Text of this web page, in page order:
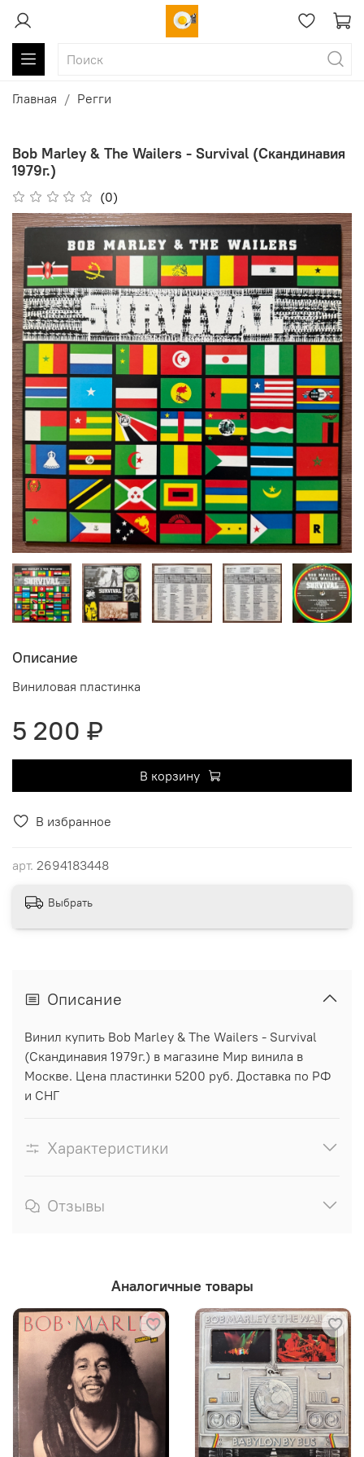
Главная Регги
Bob Marley & The Wailers - Survival (Скандинавия
1979г.)
(0)
В избранное
арт. 2694183448
Описание
Виниловая пластинка
5 200 ₽
В корзину
Выбрать
Описание
Винил купить Bob Marley & The Wailers - Survival
(Скандинавия 1979г.) в магазине Мир винила в
Москве. Цена пластинки 5200 руб. Доставка по РФ
и СНГ
Характеристики
Отзывы
Аналогичные товары